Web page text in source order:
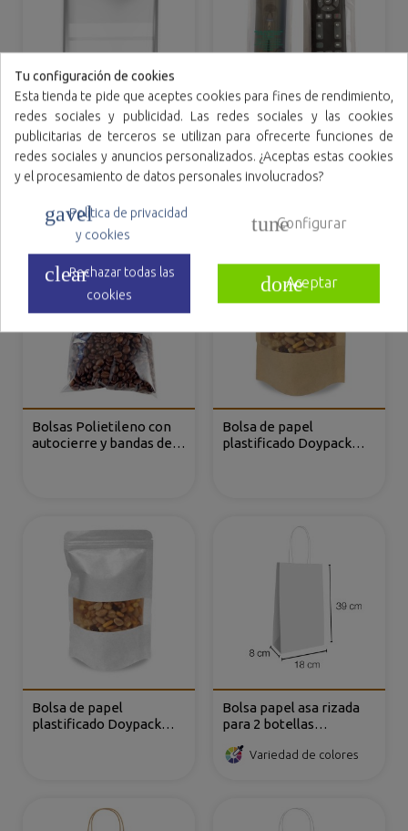
Bolsas Polietileno 50%
Recicladas con
autocierre y bandas de
Bolsas protectoras de
mando de TV inviolables
de Polipropileno Cast
Bolsas Polietileno con
autocierre y bandas de
Bolsa de papel
plastificado Doypack
Bolsa de papel
plastificado Doypack
Bolsa papel asa rizada
para 2 botellas
Variedad de colores
Tu configuración de cookies
Esta tienda te pide que aceptes cookies para fines de rendimiento,
redes sociales y publicidad. Las redes sociales y las cookies
publicitarias de terceros se utilizan para ofrecerte funciones de
redes sociales y anuncios personalizados. ¿Aceptas estas cookies
y el procesamiento de datos personales involucrados?
gavel
Política de privacidad
y cookies
tuneConfigurar
clear
Rechazar todas las
cookies
doneAceptar